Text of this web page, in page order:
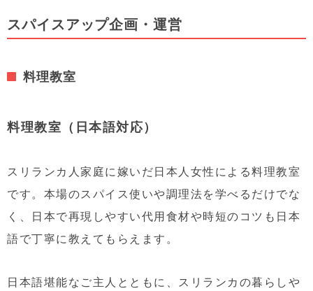
スパイスアップ企画・運営
料理教室
料理教室（日本語対応）
スリランカ人家庭に嫁いだ日本人女性による料理教室
です。本場のスパイス使いや調理法を学べるだけでな
く、日本で再現しやすい代用食材や時短のコツも日本
語で丁寧に教えてもらえます。
日本語堪能なご主人とともに、スリランカの暮らしや